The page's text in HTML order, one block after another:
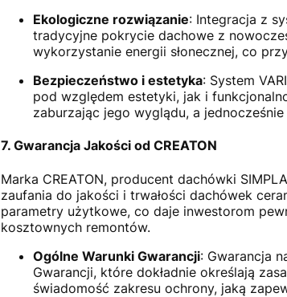
Ekologiczne rozwiązanie: Integracja z
tradycyjne pokrycie dachowe z
wykorzystanie energii słonecznej, co
Bezpieczeństwo i estetyka: System
pod względem estetyki, jak i
zaburzając jego wyglądu, a
7. Gwarancja Jakości od CREATON
Marka CREATON, producent dachówki
zaufania do jakości i trwałości dachówek
parametry użytkowe, co daje inwestorom
kosztownych remontów.
Ogólne Warunki Gwarancji: Gwarancja
Gwarancji, które dokładnie określają
świadomość zakresu ochrony, jaką